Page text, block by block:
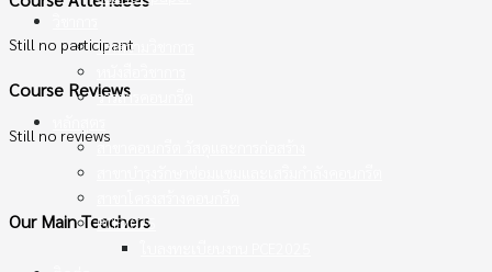
บทความวิชาการ
วารสารคอนกรีต
สาขาคอนกรีต วัสดุและการก่อสร้าง
PCE2025
Still no participant
Course Reviews
Still no reviews
Our Main Teachers